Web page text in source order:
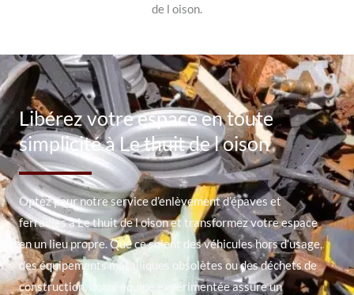
de l oison.
Libérez votre espace en toute
simplicité à Le thuit de l oison
Optez pour notre service d’enlèvement d’épaves et
ferrailles à Le thuit de l oison et transformez votre espace
en un lieu propre. Que ce soient des véhicules hors d’usage,
des équipements métalliques obsolètes ou des déchets de
construction, notre équipe expérimentée assure un